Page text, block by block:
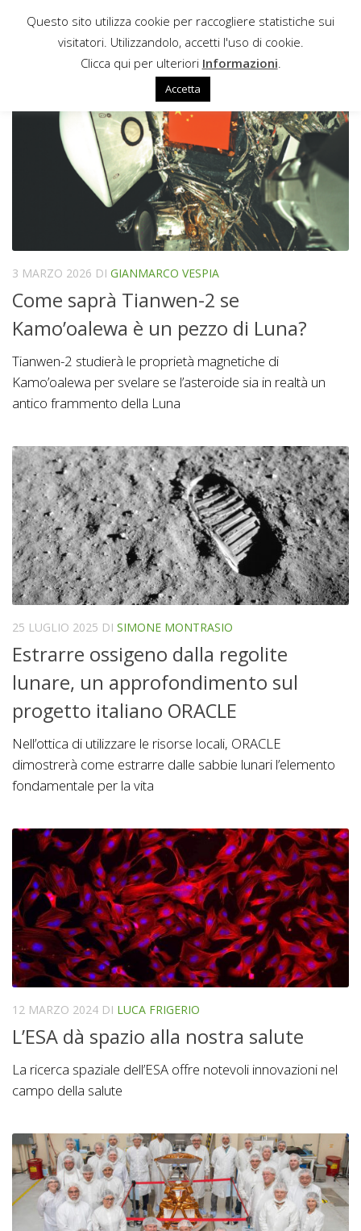
Sotto il contenuto
APPROFONDIMENTI
3 MARZO 2026 DI GIANMARCO VESPIA
Come saprà Tianwen-2 se
Kamo’oalewa è un pezzo di Luna?
Tianwen-2 studierà le proprietà magnetiche di
Kamo’oalewa per svelare se l’asteroide sia in realtà un
antico frammento della Luna
25 LUGLIO 2025 DI SIMONE MONTRASIO
Estrarre ossigeno dalla regolite
lunare, un approfondimento sul
progetto italiano ORACLE
Nell’ottica di utilizzare le risorse locali, ORACLE
dimostrerà come estrarre dalle sabbie lunari l’elemento
fondamentale per la vita
12 MARZO 2024 DI LUCA FRIGERIO
L’ESA dà spazio alla nostra salute
La ricerca spaziale dell’ESA offre notevoli innovazioni nel
campo della salute
Questo sito utilizza cookie per raccogliere statistiche sui
visitatori. Utilizzandolo, accetti l'uso di cookie.
Clicca qui per ulteriori Informazioni
Accetta